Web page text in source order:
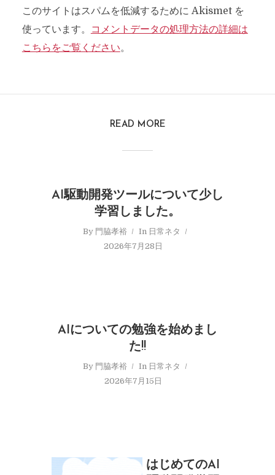
このサイトはスパムを低減するために Akismet を
使っています。
コメントデータの処理方法の詳細は
こちらをご覧ください。
READ MORE
AI駆動開発ツールについて少し
学習しました。
By 門脇孝裕 In 日常ネタ
2026年7月28日
AIについての勉強を始めまし
た!!
By 門脇孝裕 In 日常ネタ
2026年7月15日
はじめてのAI